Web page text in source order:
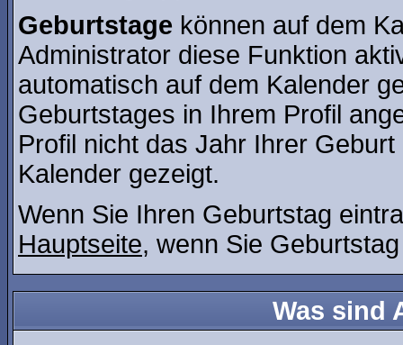
Geburtstage können auf dem
Administrator diese Funktion
automatisch auf dem Kalender
Geburtstages in Ihrem Profil
Profil nicht das Jahr Ihrer
Kalender gezeigt.
Wenn Sie Ihren Geburtstag
Hauptseite, wenn Sie
Was sind